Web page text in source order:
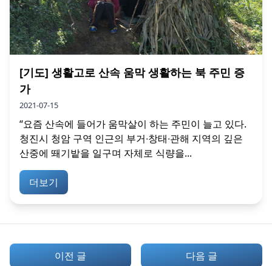
[기도] 생활고로 산속 움막 생활하는 북 주민 증
가
2021-07-15
“요즘 산속에 들어가 움막살이 하는 주민이 늘고 있다.
청진시 청암 구역 인근의 부거∙창태∙관해 지역의 깊은
산중에 뙈기밭을 일구며 자체로 식량을...
더보기
이전 글 다음 글